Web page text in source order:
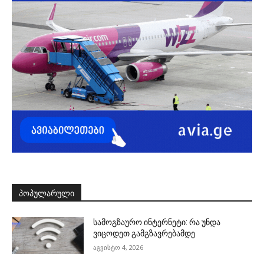
ᲞᲝᲞᲣᲚᲐᲠᲣᲚᲘ
სამოგზაურო ინტერნეტი: რა უნდა
ვიცოდეთ გამგზავრებამდე
აგვისტო 4, 2026